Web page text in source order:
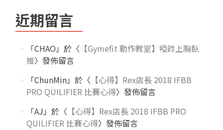
近期留言
「CHAO 」於〈 【Gymefit 動作教室】啞鈴上胸臥
推〉發佈留言
「ChunMin」於〈 【心得】Rex店長 2018 IFBB
PRO QUILIFIER 比賽心得〉發佈留言
「AJ 」於〈 【心得】Rex店長 2018 IFBB PRO
QUILIFIER 比賽心得〉發佈留言